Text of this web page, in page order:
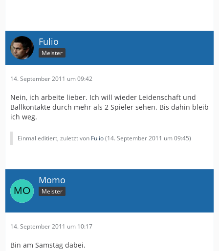
Fulio
Meister
14. September 2011 um 09:42
Nein, ich arbeite lieber. Ich will wieder Leidenschaft und
Ballkontakte durch mehr als 2 Spieler sehen. Bis dahin bleib
ich weg.
Einmal editiert, zuletzt von Fulio(14. September 2011 um 09:45)
Momo
Meister
14. September 2011 um 10:17
Bin am Samstag dabei.